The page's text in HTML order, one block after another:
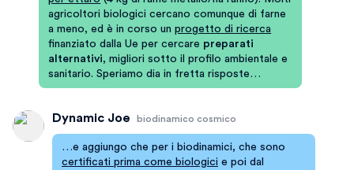
agricoltori biologici cercano comunque di farne
a meno, ed è in corso unprogetto di ricerca
finanziato dalla Ue per cercare preparati
alternativi, migliori sotto il profilo ambientale e
sanitario. Speriamo dia in fretta risposte…
Dynamic Joe biodinamico cosmico
…e aggiungo che per i biodinamici, che sono
certificati prima come biologici e poi dal